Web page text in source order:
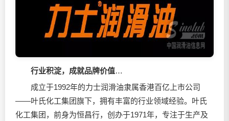
行业积淀，成就品牌价值…
成立于1992年的力士润滑油隶属香港百亿上市公司
——叶氏化工集团旗下，拥有丰富的行业领域经验。叶氏
化工集团，前身为恒昌行，创办于1971年，专注于生产及